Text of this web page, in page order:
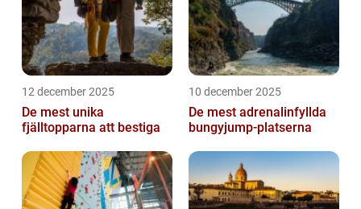
12 december 2025
De mest unika
fjälltopparna att bestiga
10 december 2025
De mest adrenalinfyllda
bungyjump-platserna